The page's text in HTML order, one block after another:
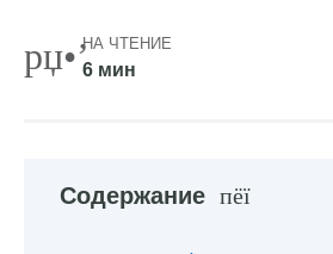
НА ЧТЕНИЕ
6 мин
Содержание